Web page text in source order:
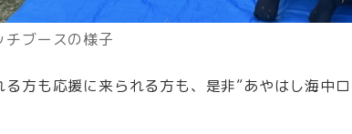
チブースの様子
る方も応援に来られる方も、是非”あやはし海中